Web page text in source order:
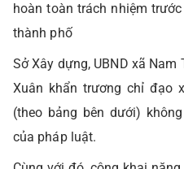
hoàn toàn trách nhiệm
thành phố
Sở Xây dựng, UBND xã Nam
Xuân khẩn trương chỉ đạo
(theo bảng bên dưới)
của pháp luật.